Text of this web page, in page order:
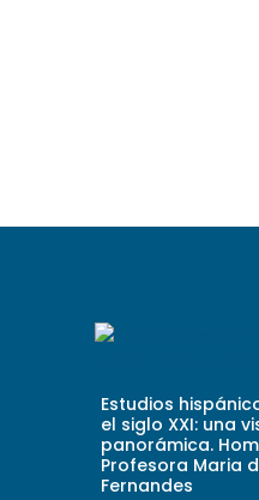
Estudios
el siglo XXI: una
panorámica.
Profesora Maria
Fernandes